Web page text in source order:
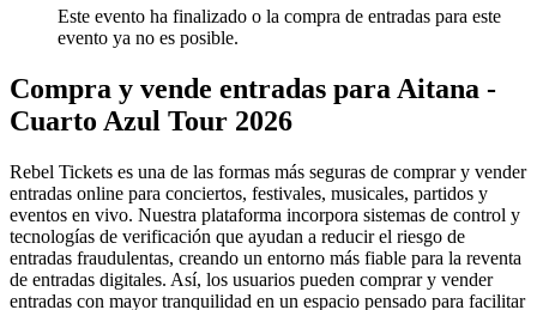
Este evento ha finalizado o la compra de entradas para este
evento ya no es posible.
Compra y vende entradas para Aitana -
Cuarto Azul Tour 2026
Rebel Tickets es una de las formas más seguras de comprar y vender
entradas online para conciertos, festivales, musicales, partidos y
eventos en vivo. Nuestra plataforma incorpora sistemas de control y
tecnologías de verificación que ayudan a reducir el riesgo de
entradas fraudulentas, creando un entorno más fiable para la reventa
de entradas digitales. Así, los usuarios pueden comprar y vender
entradas con mayor tranquilidad en un espacio pensado para facilitar